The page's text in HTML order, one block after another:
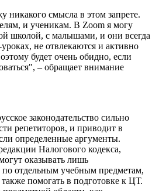
никакого смысла в этом запрете.
и ученикам. В Zoom я могу
школой, с малышами, и они всегда
не отвлекаются и активно
будет очень обидно, если
– обращает внимание
законодательство сильно
репетиторов, и приводит в
определенные аргументы.
Налогового кодекса,
оказывать лишь
по отдельным учебным предметам,
помогать в подготовке к ЦТ.